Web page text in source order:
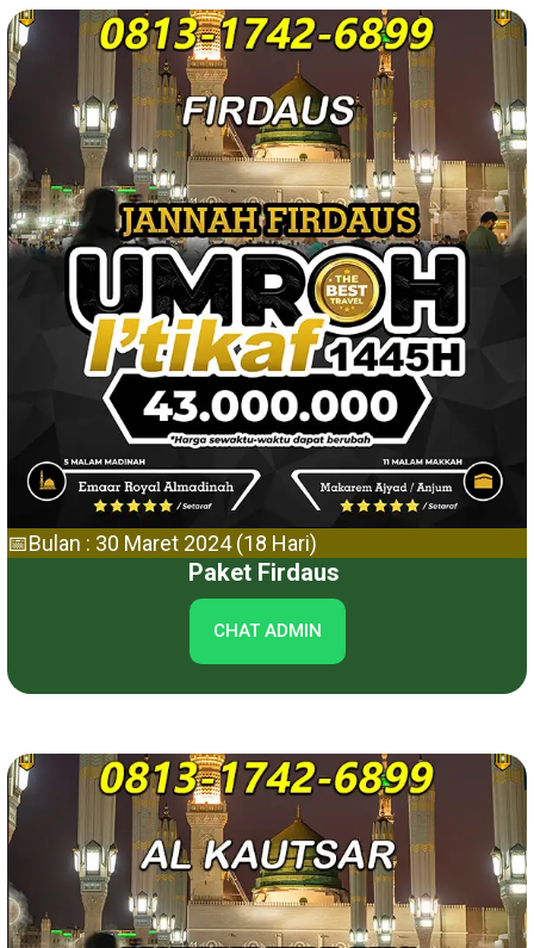
📅Bulan : 30 Maret 2024 (18 Hari)
Paket Firdaus
CHAT ADMIN